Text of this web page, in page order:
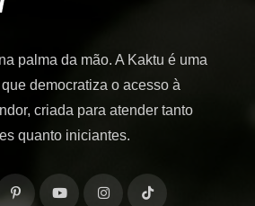
palma da mão. A Kaktu é uma
democratiza o acesso à
criada para atender tanto
quanto iniciantes.